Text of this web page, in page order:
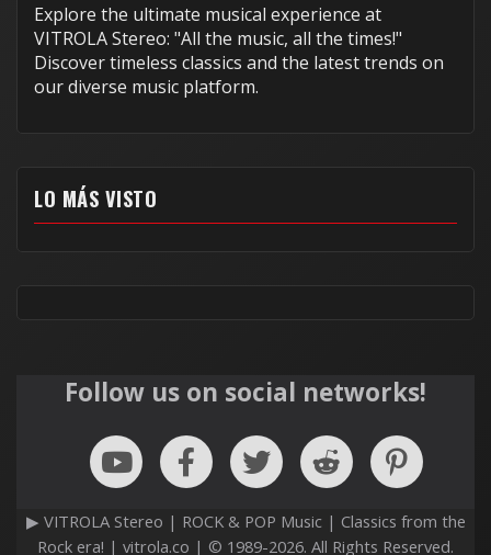
Explore the ultimate musical experience at
VITROLA Stereo: "All the music, all the times!"
Discover timeless classics and the latest trends on
our diverse music platform.
LO MÁS VISTO
Follow us on social networks!
▶ VITROLA Stereo | ROCK & POP Music | Classics from the
Rock era! | vitrola.co | © 1989-2026. All Rights Reserved.